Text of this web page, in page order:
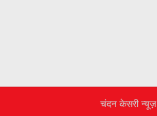
चंदन केसरी न्यूज़